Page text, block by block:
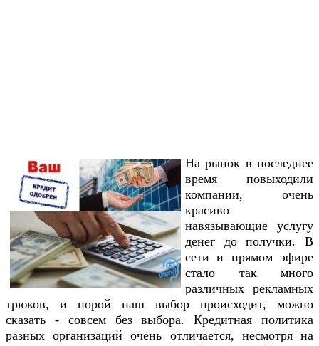
На рынок в последнее
время повыходили
компании, очень
красиво
навязывающие услугу
денег до получки. В
сети и прямом эфире
стало так много
различных рекламных
трюков, и порой наш выбор происходит, можно
сказать - совсем без выбора. Кредитная политика
разных организаций очень отличается, несмотря на